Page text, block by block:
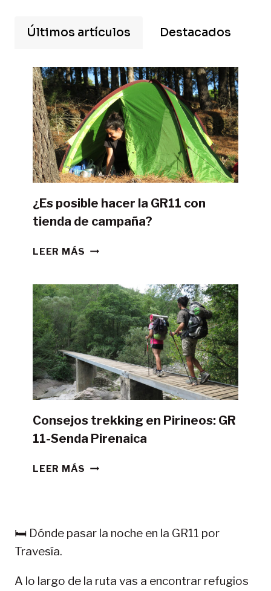
Últimos artículos Destacados
¿Es posible hacer la GR11 con
tienda de campaña?
LEER MÁS ¿ES
LA
GR11
CON
TIENDA
DE
CAMPAÑA?
Consejos trekking en Pirineos: GR
11-Senda Pirenaica
LEER MÁS CONSEJOS
11-
🛏️ Dónde pasar la noche en la GR11 por
Travesía.
A lo largo de la ruta vas a encontrar refugios